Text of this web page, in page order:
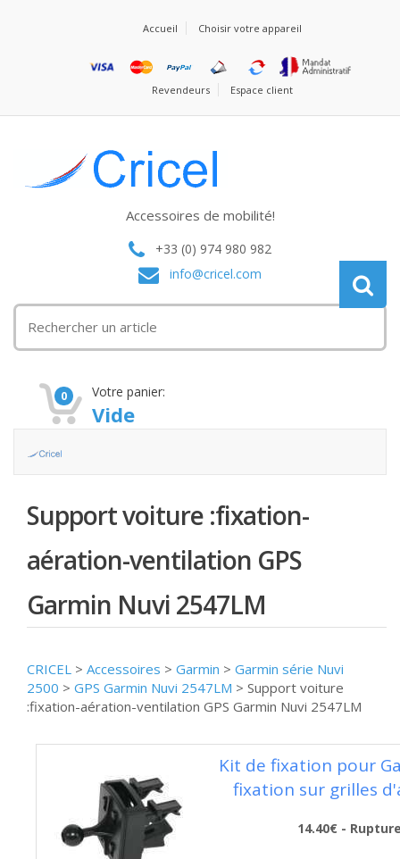
Accueil Choisir votre appareil
Revendeurs Espace client
Accessoires de mobilité!
+33 (0) 974 980 982
info@cricel.com
0 Votre panier:
Vide
Support voiture :fixation-
aération-ventilation GPS
Garmin Nuvi 2547LM
CRICEL > Accessoires > Garmin > Garmin série Nuvi
2500 > GPS Garmin Nuvi 2547LM > Support voiture
:fixation-aération-ventilation GPS Garmin Nuvi 2547LM
Kit de fixation pour
fixation sur grilles
14.40€ -